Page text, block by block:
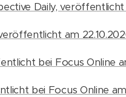
Daily, veröffentlicht
am
bei Focus Online
bei Focus Online